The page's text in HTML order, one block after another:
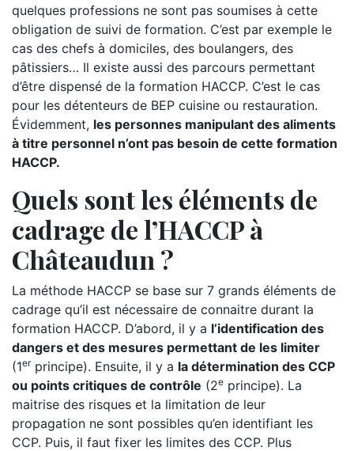
quelques professions ne sont pas soumises à cette
obligation de suivi de formation. C’est par exemple le
cas des chefs à domiciles, des boulangers, des
pâtissiers… Il existe aussi des parcours permettant
d’être dispensé de la formation HACCP. C’est le cas
pour les détenteurs de BEP cuisine ou restauration.
Évidemment, les personnes manipulant des aliments
à titre personnel n’ont pas besoin de cette formation
HACCP.
Quels sont les éléments de
cadrage de l’HACCP à
Châteaudun ?
La méthode HACCP se base sur 7 grands éléments de
cadrage qu’il est nécessaire de connaitre durant la
formation HACCP. D’abord, il y a l’identification des
dangers et des mesures permettant de les limiter
(1erprincipe). Ensuite, il y a la détermination des CCP
ou points critiques de contrôle (2e principe). La
maitrise des risques et la limitation de leur
propagation ne sont possibles qu’en identifiant les
CCP. Puis, il faut fixer les limites des CCP. Plus